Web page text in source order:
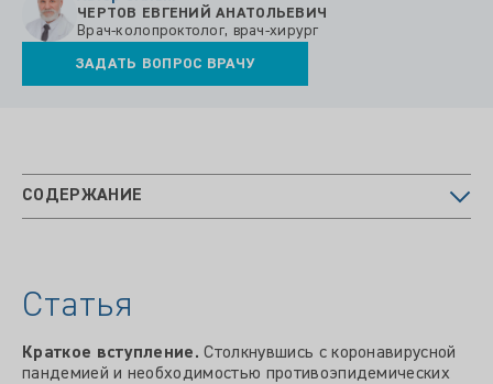
ЧЕРТОВ ЕВГЕНИЙ АНАТОЛЬЕВИЧ
Врач-колопроктолог, врач-хирург
ЗАДАТЬ ВОПРОС ВРАЧУ
СОДЕРЖАНИЕ
Статья
Краткое вступление.Столкнувшись с коронавирусной
пандемией и необходимостью противоэпидемических